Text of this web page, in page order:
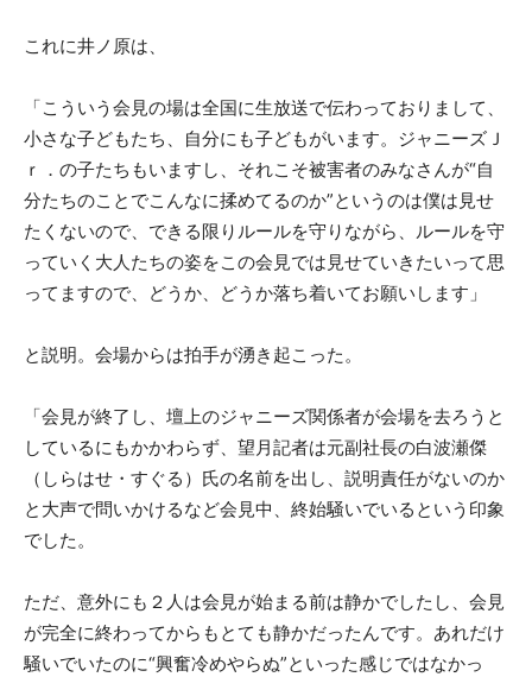
これに井ノ原は、
「こういう会見の場は全国に生放送で伝わっておりまして、
小さな子どもたち、自分にも子どもがいます。ジャニーズＪ
ｒ．の子たちもいますし、それこそ被害者のみなさんが“自
分たちのことでこんなに揉めてるのか”というのは僕は見せ
たくないので、できる限りルールを守りながら、ルールを守
っていく大人たちの姿をこの会見では見せていきたいって思
ってますので、どうか、どうか落ち着いてお願いします」
と説明。会場からは拍手が湧き起こった。
「会見が終了し、壇上のジャニーズ関係者が会場を去ろうと
しているにもかかわらず、望月記者は元副社長の白波瀬傑
（しらはせ・すぐる）氏の名前を出し、説明責任がないのか
と大声で問いかけるなど会見中、終始騒いでいるという印象
でした。
ただ、意外にも２人は会見が始まる前は静かでしたし、会見
が完全に終わってからもとても静かだったんです。あれだけ
騒いでいたのに“興奮冷めやらぬ”といった感じではなかっ